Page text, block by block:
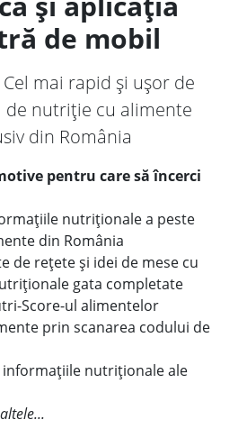
de mobil
Cel mai rapid și ușor de
nutriție cu alimente
din România
pentru care să încerci
nutriționale a peste
din România
de rețete și idei de mese cu
gata completate
Score-ul alimentelor
prin scanarea codului de
nutriționale ale